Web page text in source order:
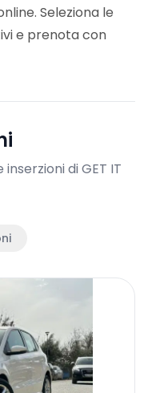
Seleziona le
e prenota con
di GET IT